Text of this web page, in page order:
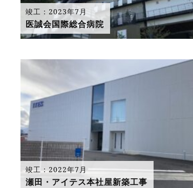
竣工：2023年7月
医誠会国際総合病院
竣工：2022年7月
瀬田・アイテス本社屋新築工事